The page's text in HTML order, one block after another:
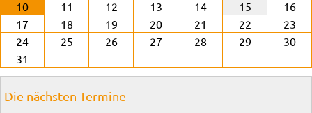
10
11 12 13 14 15
16
17
18 19 20 21 22
23
24
25 26 27 28 29
30
31
Die nächsten Termine